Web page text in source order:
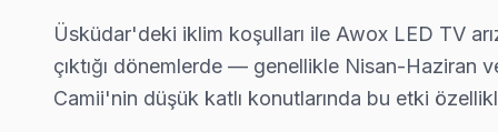
Mehmet Akif Ersoy Awox Servis
Üsküdar'deki iklim koşulları ile Awox LED TV
çıktığı dönemlerde — genellikle Nisan-Haziran
Camii'nin düşük katlı konutlarında bu etki